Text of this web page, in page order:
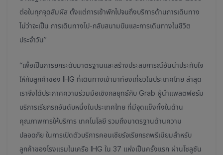
ต่อในทุกจุดสัมผัส ตั้งแต่การเข้าพักไปจนถึงบริการด้านการเดินทาง
ไม่ว่าจะเป็น การเดินทางไป-กลับสนามบินและการเดินทางในชีวิต
ประจำวัน”
“เพื่อเป็นการยกระดับมาตรฐานและสร้างประสบการณ์อันน่าประทับใจ
ให้กับลูกค้าของ IHG ที่เดินทางเข้ามาท่องเที่ยวในประเทศไทย ล่าสุด
เราจึงได้ประกาศความร่วมมือเชิงกลยุทธ์กับ Grab ผู้นำแพลตฟอร์ม
บริการเรียกรถอันดับหนึ่งในประเทศไทย ที่มีจุดแข็งทั้งในด้าน
คุณภาพการให้บริการ เทคโนโลยี รวมถึงมาตรฐานด้านความ
ปลอดภัย ในการเปิดตัวบริการคอนเซียร์จเรียกรถพรีเมียมสำหรับ
ลูกค้าของโรงแรมในเครือ IHG ใน 37 แห่งเป็นครั้งแรก ผ่านโซลูชัน